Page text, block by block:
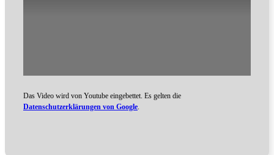
Das Video wird von Youtube eingebettet. Es gelten die
Datenschutzerklärungen von Google.